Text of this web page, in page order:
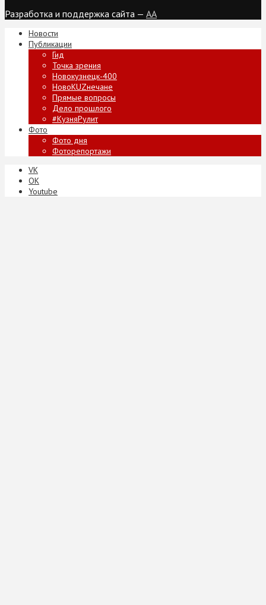
Разработка и поддержка сайта — AA
Новости
Публикации
Гид
Точка зрения
Новокузнецк-400
НовоKUZнечане
Прямые вопросы
Дело прошлого
#КузняРулит
Фото
Фото дня
Фоторепортажи
VK
ОК
Youtube